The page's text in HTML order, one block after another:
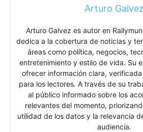
Arturo Galvez
Arturo Galvez es autor en
dedica a la cobertura de noticias y
áreas como política, negocios,
entretenimiento y estilo de vida. Su
ofrecer información clara,
para los lectores. A través de su
al público informado sobre los
relevantes del momento,
utilidad de los datos y la relevancia
audiencia.